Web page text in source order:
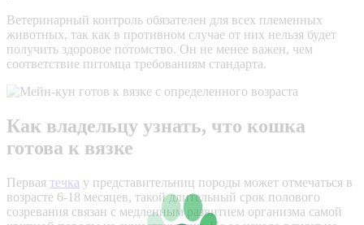
Ветеринарный контроль обязателен для всех племенных
животных, так как в противном случае от них нельзя будет
получить здоровое потомство. Он не менее важен, чем
соответствие питомца требованиям стандарта.
Как владельцу узнать, что кошка
готова к вязке
Первая течка у представительниц породы может отмечаться в
возрасте 6-18 месяцев, такой длительный срок полового
созревания связан с медленным развитием организма самой